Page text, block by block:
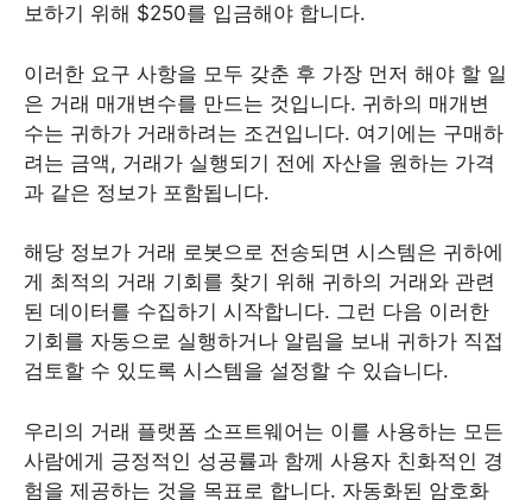
보하기 위해 $250를 입금해야 합니다.
이러한 요구 사항을 모두 갖춘 후 가장 먼저 해야 할 일
은 거래 매개변수를 만드는 것입니다. 귀하의 매개변
수는 귀하가 거래하려는 조건입니다. 여기에는 구매하
려는 금액, 거래가 실행되기 전에 자산을 원하는 가격
과 같은 정보가 포함됩니다.
해당 정보가 거래 로봇으로 전송되면 시스템은 귀하에
게 최적의 거래 기회를 찾기 위해 귀하의 거래와 관련
된 데이터를 수집하기 시작합니다. 그런 다음 이러한
기회를 자동으로 실행하거나 알림을 보내 귀하가 직접
검토할 수 있도록 시스템을 설정할 수 있습니다.
우리의 거래 플랫폼 소프트웨어는 이를 사용하는 모든
사람에게 긍정적인 성공률과 함께 사용자 친화적인 경
험을 제공하는 것을 목표로 합니다. 자동화된 암호화